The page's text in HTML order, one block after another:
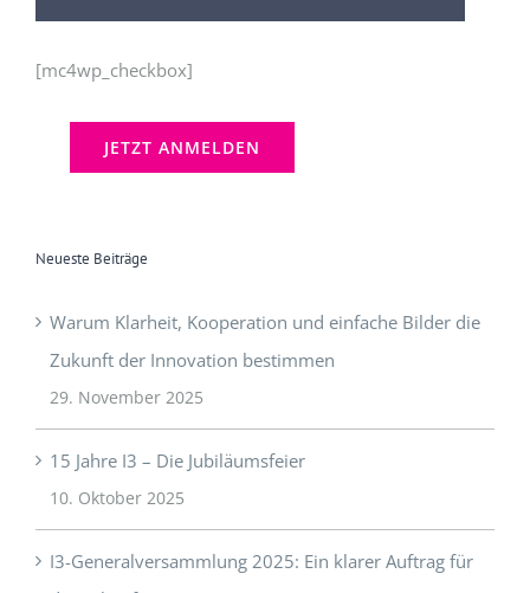
[mc4wp_checkbox]
Neueste Beiträge
Warum Klarheit, Kooperation und einfache Bilder die
Zukunft der Innovation bestimmen
29. November 2025
15 Jahre I3 – Die Jubiläumsfeier
10. Oktober 2025
I3-Generalversammlung 2025: Ein klarer Auftrag für